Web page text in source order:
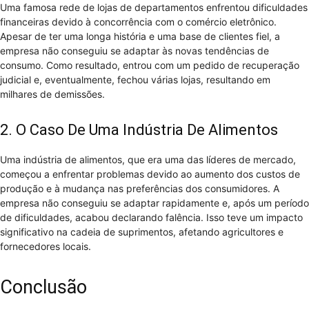
Uma famosa rede de lojas de departamentos enfrentou dificuldades
financeiras devido à concorrência com o comércio eletrônico.
Apesar de ter uma longa história e uma base de clientes fiel, a
empresa não conseguiu se adaptar às novas tendências de
consumo. Como resultado, entrou com um pedido de recuperação
judicial e, eventualmente, fechou várias lojas, resultando em
milhares de demissões.
2. O Caso De Uma Indústria De Alimentos
Uma indústria de alimentos, que era uma das líderes de mercado,
começou a enfrentar problemas devido ao aumento dos custos de
produção e à mudança nas preferências dos consumidores. A
empresa não conseguiu se adaptar rapidamente e, após um período
de dificuldades, acabou declarando falência. Isso teve um impacto
significativo na cadeia de suprimentos, afetando agricultores e
fornecedores locais.
Conclusão